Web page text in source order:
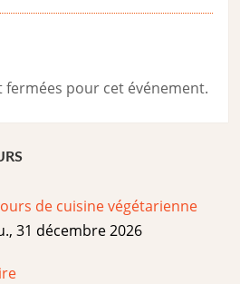
pour cet événement.
de cuisine végétarienne
31 décembre 2026